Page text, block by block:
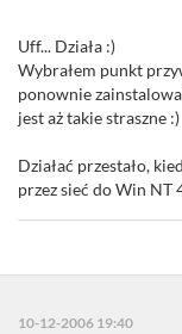
Uff... Działa :)
Wybrałem punkt
ponownie
jest aż takie straszne :)
Działać przestało,
przez sieć do Win NT
10-12-2006 19:40